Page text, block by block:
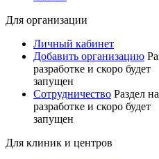
Для организации
Личный кабинет
Добавить организацию
разработке и скоро будет
запущен
Сотрудничество Раздел
разработке и скоро будет
запущен
Для клиник и центров